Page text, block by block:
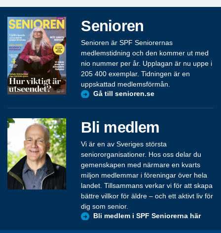
Senioren
Senioren är SPF Seniorernas
medlemstidning och den kommer ut med
nio nummer per år. Upplagan är nu uppe i
205 400 exemplar. Tidningen är en
uppskattad medlemsförmån.
Gå till senioren.se
Bli medlem
Vi är en av Sveriges största
seniororganisationer. Hos oss delar du
gemenskapen med närmare en kvarts
miljon medlemmar i föreningar över hela
landet. Tillsammans verkar vi för att skapa
bättre villkor för äldre – och ett aktivt liv för
dig som senior.
Bli medlem i SPF Seniorerna här